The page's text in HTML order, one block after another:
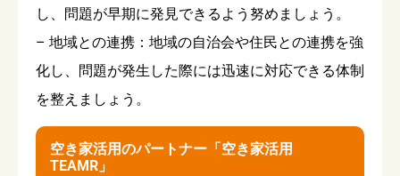
し、問題が早期に発見できるよう努めましょう。
– 地域との連携：地域の自治会や住民との連携を強
化し、問題が発生した際には迅速に対応できる体制
を整えましょう。
空き家活用のパートナー「空き家活用
TEAMR」